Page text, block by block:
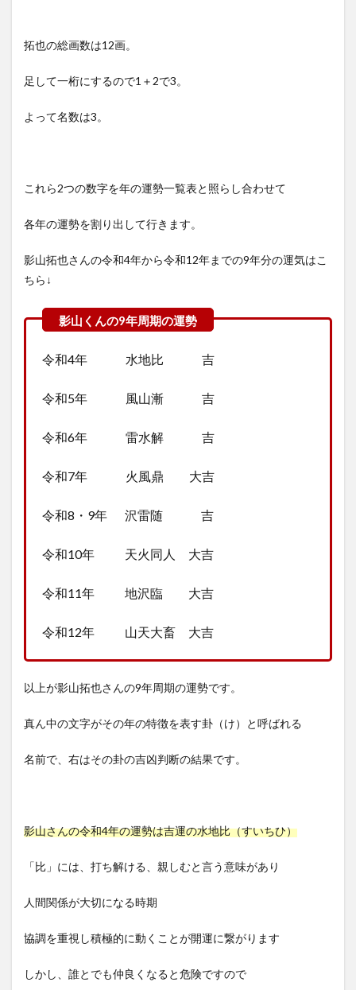
拓也の総画数は12画。
足して一桁にするので1＋2で3。
よって名数は3。
これら2つの数字を年の運勢一覧表と照らし合わせて
各年の運勢を割り出して行きます。
影山拓也さんの令和4年から令和12年までの9年分の運気はこ
ちら↓
令和4年 水地比 吉
令和5年 風山漸 吉
令和6年 雷水解 吉
令和7年 火風鼎 大吉
令和8・9年 沢雷随 吉
令和10年 天火同人 大吉
令和11年 地沢臨 大吉
令和12年 山天大畜 大吉
以上が影山拓也さんの9年周期の運勢です。
真ん中の文字がその年の特徴を表す卦（け）と呼ばれる
名前で、右はその卦の吉凶判断の結果です。
影山さんの令和4年の運勢は吉運の水地比（すいちひ）
「比」には、打ち解ける、親しむと言う意味があり
人間関係が大切になる時期
協調を重視し積極的に動くことが開運に繋がります
しかし、誰とでも仲良くなると危険ですので